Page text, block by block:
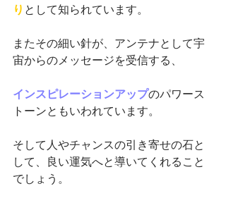
り として知られています。
またその細い針が、アンテナとして宇
宙からのメッセージを受信する、
インスピレーションアップのパワース
トーンともいわれています。
そして人やチャンスの引き寄せの石と
して、良い運気へと導いてくれること
でしょう。